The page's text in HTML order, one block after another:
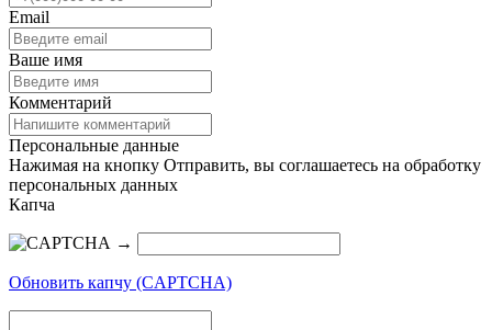
Email
Ваше имя
Комментарий
Персональные данные
Нажимая на кнопку Отправить, вы соглашаетесь на обработку
персональных данных
Капча
→
Обновить капчу (CAPTCHA)